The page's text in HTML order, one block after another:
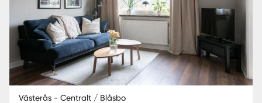
Västerås - Centralt / Blåsbo